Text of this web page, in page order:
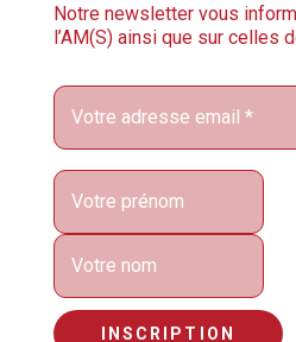
Notre newsletter vous
l’AM(S) ainsi que sur celles